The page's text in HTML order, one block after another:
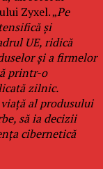
Zyxel. „Pe
și
UE, ridică
și a firmelor
printr-o
zilnic.
al produsului
să ia decizii
cibernetică